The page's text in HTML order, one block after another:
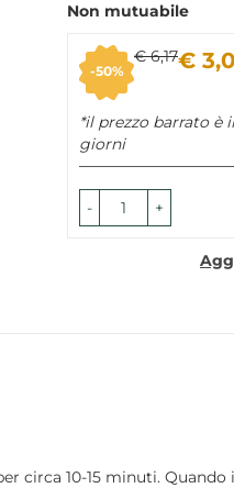
Non mutuabile
Sconto
del50%
€ 6,17Prezzo
scontato
€
*il prezzo barrato è
giorni
- +
circa 10-15 minuti.